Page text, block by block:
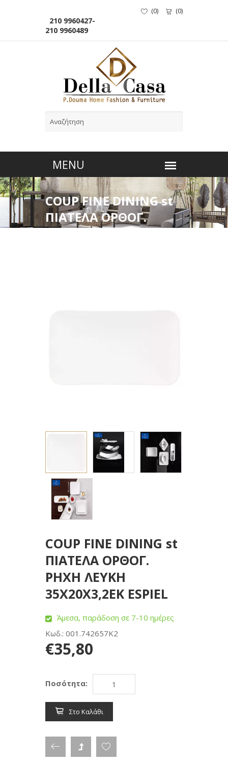
210 9960427-
210 9960489
(0) (0)
COUP FINE DINING st
ΠΙΑΤΕΛΑ ΟΡΘΟΓ.
ΡΗΧΗ ΛΕΥΚΗ
COUP FINE DINING st
ΠΙΑΤΕΛΑ ΟΡΘΟΓ.
ΡΗΧΗ ΛΕΥΚΗ
35Χ20Χ3,2ΕΚ ESPIEL
Άμεσα, παράδοση σε 7-10 ημέρες
Κωδ.: 001.742657K2
€35,80
Ποσότητα:
Στο Καλάθι